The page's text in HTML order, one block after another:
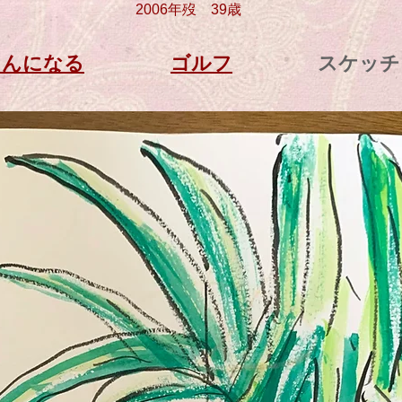
2006年歿 39歳
になる ゴルフ スケッ